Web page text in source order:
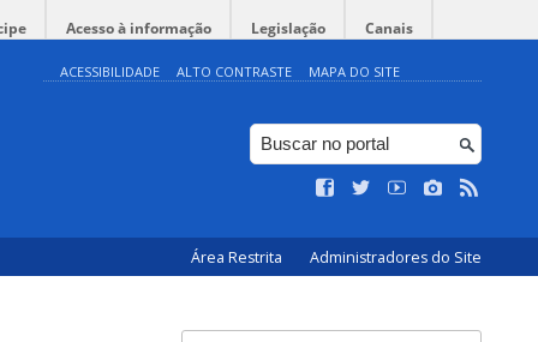
Acesso à informação Legislação Canais
ACESSIBILIDADE ALTO CONTRASTE MAPA DO SITE
Área Restrita Administradores do Site